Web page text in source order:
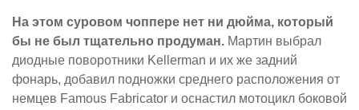
На этом суровом чоппере нет ни дюйма, который
бы не был тщательно продуман. Мартин выбрал
диодные поворотники Kellerman и их же задний
фонарь, добавил подножки среднего расположения от
немцев Famous Fabricator и оснастил мотоцикл боковой